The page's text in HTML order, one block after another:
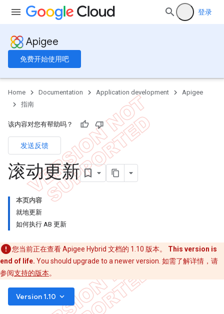
登录
Apigee
免费开始使用吧
Home Documentation Application development
Apigee
指南
该内容对您有帮助吗？
发送反馈
滚动更新
本页内容
就地更新
如何执行 AB 更新
您当前正在查看 Apigee Hybrid 文档的 1.10 版本。 This version is
end of life. You should upgrade to a newer version. 如需了解详情，请
参阅支持的版本。
Version 1.10 keyboard_arrow_down